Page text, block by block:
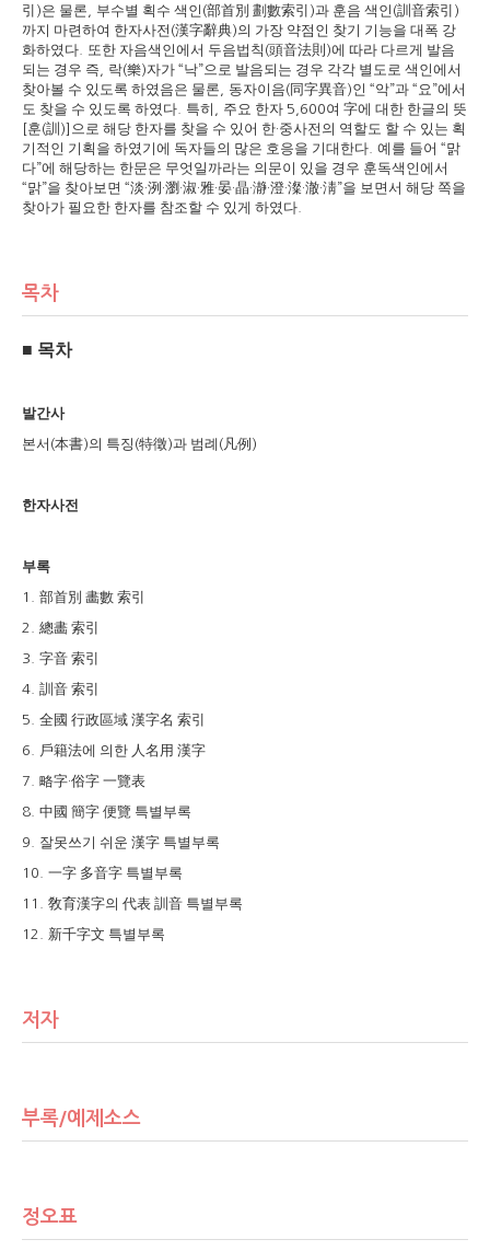
引 )은 물론 부수별 획수 색인 (部首別 劃數索引 )과 훈음 색인 (訓音索引 )
까지 마련하여 한자사전 (漢字辭典)의 가장 약점인 찾기 기능을 대폭 강
화하였다 또한 자음색인에서 두음법칙 (頭音法則)에 따라 다르게 발음
되는 경우 즉
락(樂)자가 “낙”으로 발음되는 경우 각각 별도로 색인에서
찾아볼 수 있도록 하였음은 물론
동자이음(同字異音)인 “악”과 “ 요 ”에서
도 찾을 수 있도록 하였다 특히 주요 한자 5,600여 字에 대한 한글의 뜻
[훈(訓)] 으로 해당 한자를 찾을 수 있어 한·중사전의 역할도 할 수 있는 획
기적인 기획을 하였기에 독자들의 많은 호응을 기대한다 예를 들어 “맑
다”에 해당하는 한문은 무엇일까라는 의문이 있을 경우 훈독색인에서
“맑”을 찾아보면 “淡·洌·瀏·淑·雅·晏·晶·瀞·澄·澯·澈·淸”을 보면서 해당 쪽을
찾아가 필요한 한자를 참조할 수 있게 하였다
목차
■ 목차
발간사
본서 (本書)의 특징 (特徵)과 범례 (凡例)
한자사전
부록
1. 部首別 畵數 索引
2. 總畵 索引
3. 字音 索引
4. 訓音 索引
5. 全國 行政區域 漢字名 索引
6. 戶籍法에 의한 人名用 漢字
7. 略字·俗字 一覽表
8. 中國 簡字 便覽 특별부록
9. 잘못쓰기 쉬운 漢字 특별부록
10. 一字 多音字 특별부록
11. 敎育漢字의 代表 訓音 특별부록
12. 新千字文 특별부록
저자
부록/예제소스
정오표